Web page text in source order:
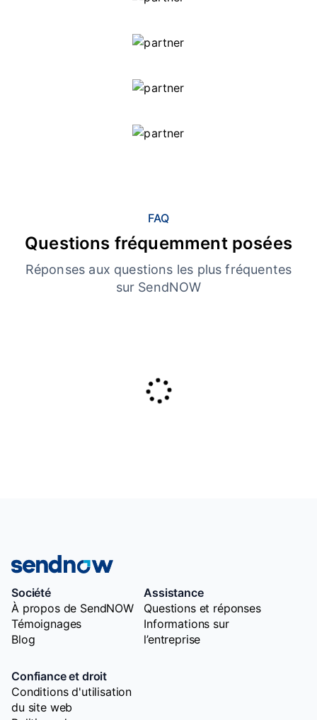
FAQ
Questions fréquemment posées
Réponses aux questions les plus fréquentes
sur SendNOW
Société
À propos de SendNOW
Témoignages
Blog
Assistance
Questions et réponses
Informations sur
l’entreprise
Confiance et droit
Conditions d'utilisation
du site web